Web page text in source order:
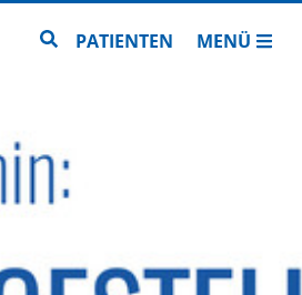
Zur Seitensuche
PATIENTEN MENÜ